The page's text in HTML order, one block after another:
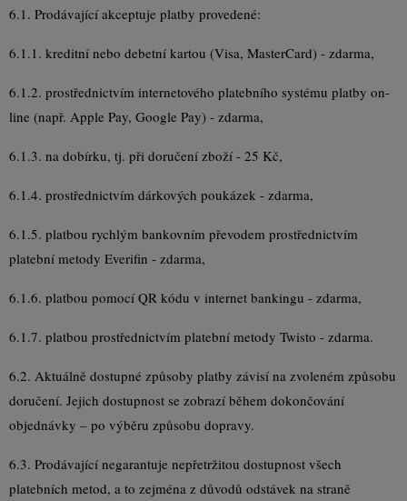
6.1. Prodávající akceptuje platby provedené:
6.1.1. kreditní nebo debetní kartou (Visa, MasterCard) - zdarma,
6.1.2. prostřednictvím internetového platebního systému platby on-
line (např. Apple Pay, Google Pay) - zdarma,
6.1.3. na dobírku, tj. při doručení zboží - 25 Kč,
6.1.4. prostřednictvím dárkových poukázek - zdarma,
6.1.5. platbou rychlým bankovním převodem prostřednictvím
platební metody Everifin - zdarma,
6.1.6. platbou pomocí QR kódu v internet bankingu - zdarma,
6.1.7. platbou prostřednictvím platební metody Twisto - zdarma.
6.2. Aktuálně dostupné způsoby platby závisí na zvoleném způsobu
doručení. Jejich dostupnost se zobrazí během dokončování
objednávky – po výběru způsobu dopravy.
6.3. Prodávající negarantuje nepřetržitou dostupnost všech
platebních metod, a to zejména z důvodů odstávek na straně